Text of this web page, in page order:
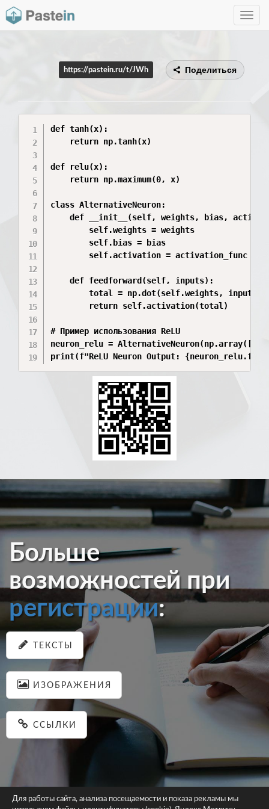
Toggle
https://pastein.ru/t/JWh Поделиться
def tanh(x):
    return np.tanh(x)
def relu(x):
    return np.maximum(0, x)
class AlternativeNeuron:
def __init__(self, weights, bias,
        self.weights = weights
        self.bias = bias
        self.activation = activation_func
    def feedforward(self, inputs):
total = np.dot(self.weights, inputs)
        return self.activation(total)
# Пример использования ReLU
neuron_relu =
Больше
возможностей при
регистрации:
ТЕКСТЫ
ИЗОБРАЖЕНИЯ
ССЫЛКИ
Для работы сайта, анализа посещаемости и показа рекламы мы